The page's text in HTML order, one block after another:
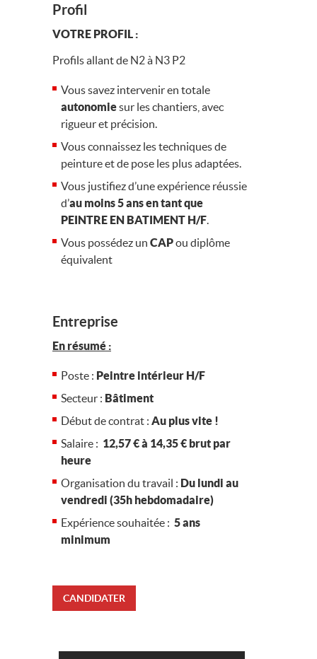
Entreprise
En résumé :
Poste : Peintre intérieur H/F
Secteur : Bâtiment
Début de contrat : Au plus vite !
Salaire : 12,57 € à 14,35 € brut par
heure
Organisation du travail : Du lundi au
vendredi (35h hebdomadaire)
Expérience souhaitée : 5 ans
minimum
Profil
VOTRE PROFIL :
Profils allant de N2 à N3 P2
Vous savez intervenir en totale
autonomiesur les chantiers, avec
rigueur et précision.
Vous connaissez les techniques de
peinture et de pose les plus adaptées.
Vous justifiez d’une expérience réussie
d’au moins 5 ans en tant que
PEINTRE EN BATIMENT H/F.
Vous possédez un CAPou diplôme
équivalent
CANDIDATER